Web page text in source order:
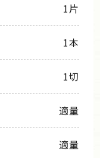
1片
1本
1切
適量
適量